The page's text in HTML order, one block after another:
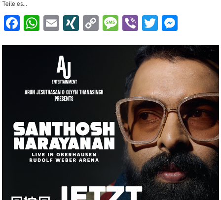
Teile es...
Facebook
WhatsApp
EmailXINGCopyMessage
ViberTwitter